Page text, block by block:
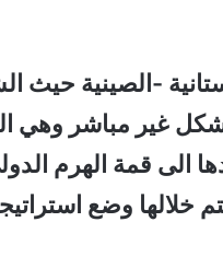
-الصينية حيث
غير مباشر وهي
الى قمة الهرم
خلالها وضع